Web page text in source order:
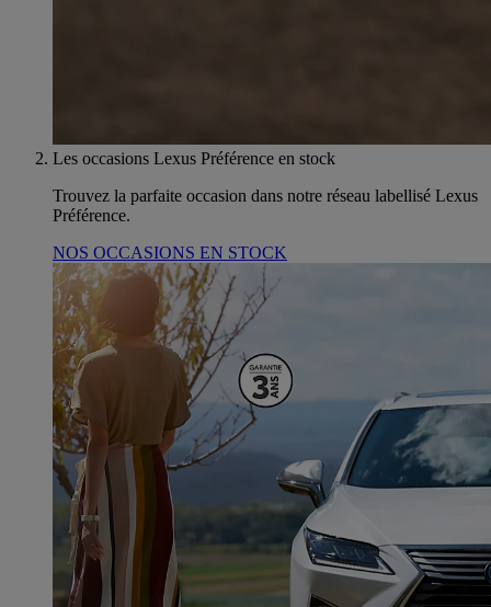
Les occasions Lexus Préférence en stock
Trouvez la parfaite occasion dans notre réseau labellisé Lexus
Préférence.
NOS OCCASIONS EN STOCK